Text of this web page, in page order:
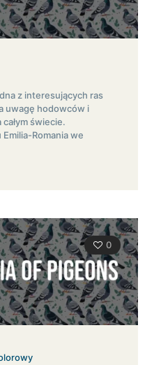
z interesujących ras
uwagę hodowców i
świecie.
Romania we
0